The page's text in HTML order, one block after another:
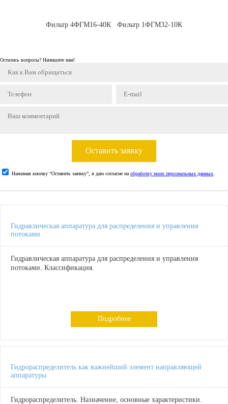
Фильтр 4ФГМ16-40К Фильтр 1ФГМ32-10К
Остались вопросы? Напишите нам!
Оставить заявку
Нажимая кнопку “Оставить заявку”, я даю согласие на обработку моих персональных данных
Гидравлическая аппаратура для распределения и управления
потоками
Гидравлическая аппаратура для распределения и управления
потоками. Классификация.
Подробнее
Гидрораспределитель как важнейший элемент направляющей
аппаратуры
Гидрораспределитель. Назначение, основные характеристики.